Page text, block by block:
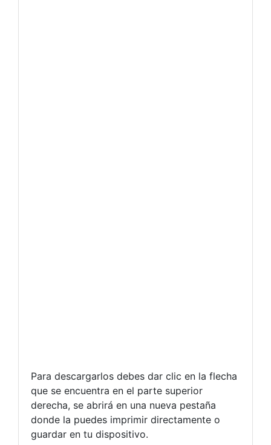
Para descargarlos debes dar clic en la flecha
que se encuentra en el parte superior
derecha, se abrirá en una nueva pestaña
donde la puedes imprimir directamente o
guardar en tu dispositivo.